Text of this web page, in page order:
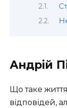
Андрій
Що таке
відповідей,